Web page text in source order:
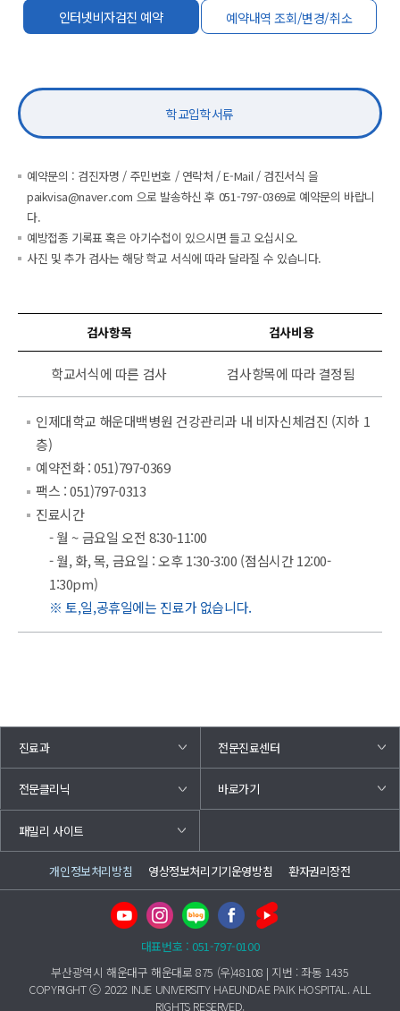
인터넷비자검진 예약 예약내역 조회/변경/취소
학교입학서류
예약문의 : 검진자명 / 주민번호 / 연락처 / E-Mail / 검진서식 을
paikvisa@naver.com 으로 발송하신 후 051-797-0369로 예약문의 바랍니
다.
예방접종 기록표 혹은 아기수첩이 있으시면 들고 오십시오.
사진 및 추가 검사는 해당 학교 서식에 따라 달라질 수 있습니다.
검사항목 검사비용
학교서식에 따른 검사 검사항목에 따라 결정됨
인제대학교 해운대백병원 건강관리과 내 비자신체검진 (지하 1
층)
예약전화 : 051)797-0369
팩스 : 051)797-0313
진료시간
- 월 ~ 금요일 오전 8:30-11:00
- 월, 화, 목, 금요일 : 오후 1:30-3:00 (점심시간 12:00-
1:30pm)
※ 토,일,공휴일에는 진료가 없습니다.
진료과 전문진료센터
전문클리닉 바로가기
패밀리 사이트
개인정보처리방침 영상정보처리기기운영방침 환자권리장전
대표번호 : 051-797-0100
부산광역시 해운대구 해운대로 875 (우)48108 | 지번 : 좌동 1435
COPYRIGHT ⓒ 2022 INJE UNIVERSITY HAEUNDAE PAIK HOSPITAL. ALL
RIGHTS RESERVED.